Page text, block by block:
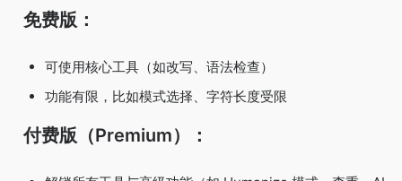
免费版：
可使用核心工具（如改写、语法检查）
功能有限，比如模式选择、字符长度受限
付费版（Premium）：